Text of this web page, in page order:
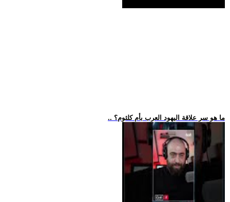
.. ما هو سر علاقة اليهود العرب بأم كلثوم؟